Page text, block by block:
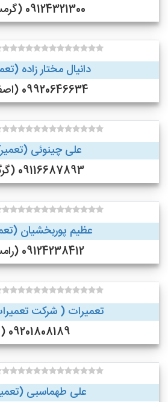
09124321300 (گرمسار )
دانیال مختار زاده
09920646634 (اصفهان)
علی چینوئی
09116687893 (گرگان)
عظیم پوربخشیان
09124238412 (رامسر )
تعمیرات ( شرکت تعمیرات
09201808189 ()
علی طهماسبی